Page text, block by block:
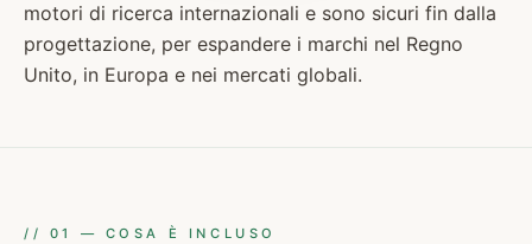
motori di ricerca internazionali e sono sicuri fin dalla
progettazione, per espandere i marchi nel Regno
Unito, in Europa e nei mercati globali.
// 01 — COSA È INCLUSO